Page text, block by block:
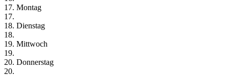
17. Montag
17.
18. Dienstag
18.
19. Mittwoch
19.
20. Donnerstag
20.